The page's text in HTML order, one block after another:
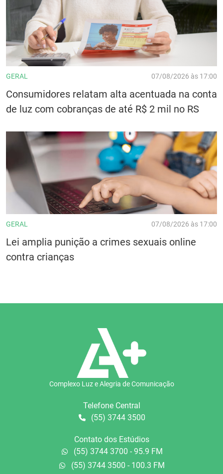
GERAL 07/08/2026 às 17:00
Consumidores relatam alta acentuada na conta
de luz com cobranças de até R$ 2 mil no RS
GERAL 07/08/2026 às 17:00
Lei amplia punição a crimes sexuais online
contra crianças
Complexo Luz e Alegria de Comunicação
Telefone Central
(55) 3744 3500
Contato dos Estúdios
(55) 3744 3700 - 95.9 FM
(55) 3744 3500 - 100.3 FM